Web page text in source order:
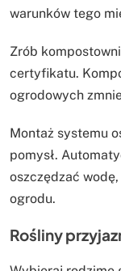
warunków tego
Zrób
certyfikatu.
ogrodowych
Montaż systemu
pomysł.
oszczędzać
ogrodu.
Rośliny